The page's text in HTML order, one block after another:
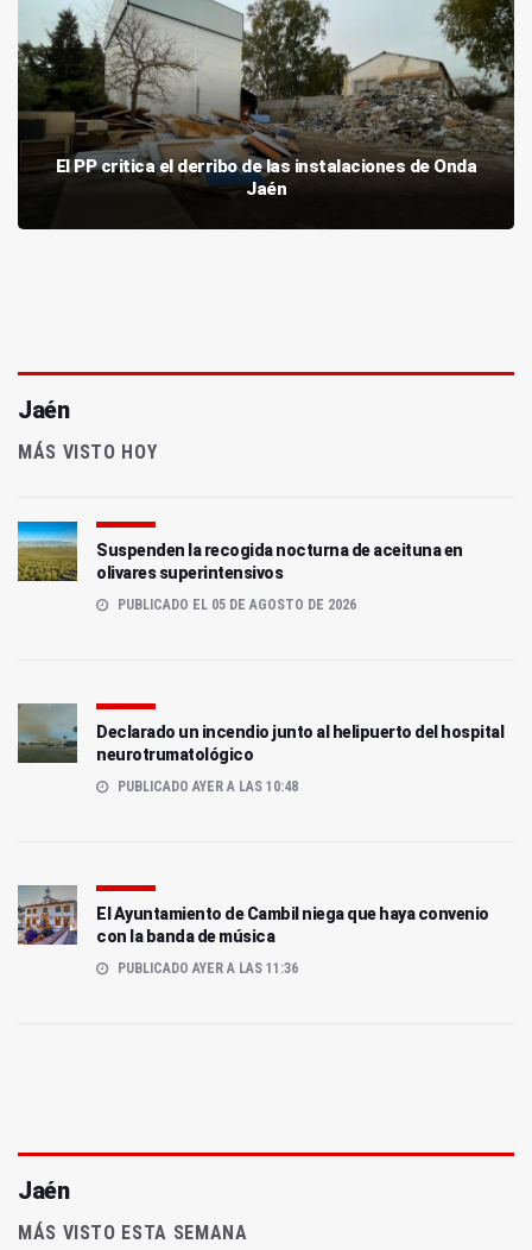
El PP critica el derribo de las instalaciones de Onda
Jaén
Jaén
MÁS VISTO HOY
Suspenden la recogida nocturna de aceituna en
olivares superintensivos
PUBLICADO EL 05 DE AGOSTO DE 2026
Declarado un incendio junto al helipuerto del hospital
neurotrumatológico
PUBLICADO AYER A LAS 10:48
El Ayuntamiento de Cambil niega que haya convenio
con la banda de música
PUBLICADO AYER A LAS 11:36
Jaén
MÁS VISTO ESTA SEMANA